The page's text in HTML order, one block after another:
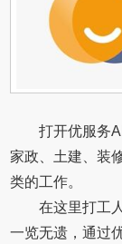
打开优服务
家政、土建、装
类的工作。
在这里打工
一览无遗，通过